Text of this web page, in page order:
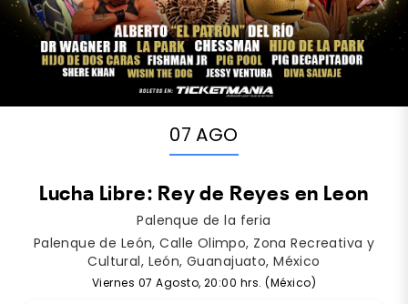
07 AGO
Lucha Libre: Rey de Reyes en Leon
Palenque de la feria
Palenque de León, Calle Olimpo, Zona Recreativa y
Cultural, León, Guanajuato, México
Viernes 07 Agosto, 20:00 hrs. (México)